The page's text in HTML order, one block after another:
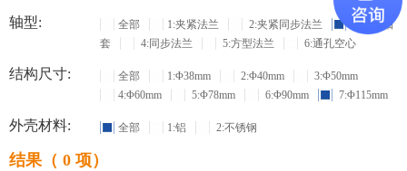
轴型: 全部 1:夹紧法兰 2:夹紧同步法兰
3:盲孔轴
套
4:同步法兰 5:方型法兰 6:通孔空心
结构尺寸: 全部 1:Φ38mm 2:Φ40mm
3:Φ50mm
4:Φ60mm
5:Φ78mm 6:Φ90mm 7:Φ115mm
外壳材料: 全部 1:铝 2:不锈钢
结果（ 0 项）